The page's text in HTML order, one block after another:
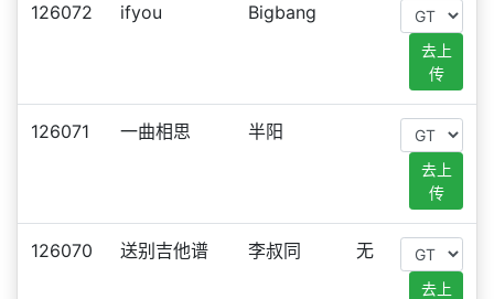
126072 ifyou Bigbang
去上
传
126071 一曲相思 半阳
去上
传
126070 送别吉他谱 李叔同 无
去上